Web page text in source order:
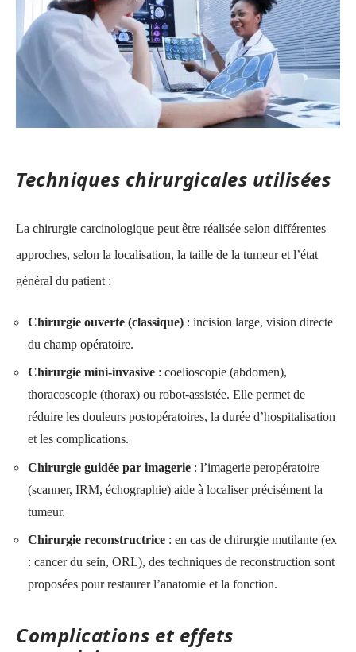
Techniques chirurgicales utilisées
La chirurgie carcinologique peut être réalisée selon différentes
approches, selon la localisation, la taille de la tumeur et l’état
général du patient :
Chirurgie ouverte (classique) : incision large, vision directe
du champ opératoire.
Chirurgie mini-invasive : coelioscopie (abdomen),
thoracoscopie (thorax) ou robot-assistée. Elle permet de
réduire les douleurs postopératoires, la durée d’hospitalisation
et les complications.
Chirurgie guidée par imagerie : l’imagerie peropératoire
(scanner, IRM, échographie) aide à localiser précisément la
tumeur.
Chirurgie reconstructrice : en cas de chirurgie mutilante (ex
: cancer du sein, ORL), des techniques de reconstruction sont
proposées pour restaurer l’anatomie et la fonction.
Complications et effets